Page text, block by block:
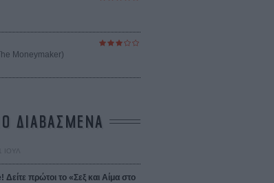
Moneymaker)
ΔΙΑΒΑΣΜΕΝΑ
πρώτοι το «Σεξ και Αίμα στο